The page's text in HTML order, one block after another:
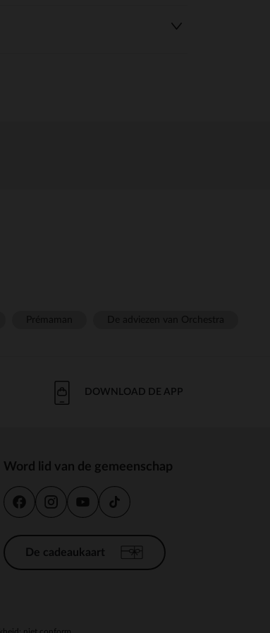
DOWNLOAD DE APP
Word lid van de gemeenschap
De cadeaukaart